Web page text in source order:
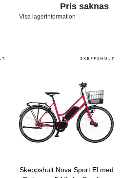
Pris saknas
Visa lagerinformation
Skeppshult Nova Sport El med